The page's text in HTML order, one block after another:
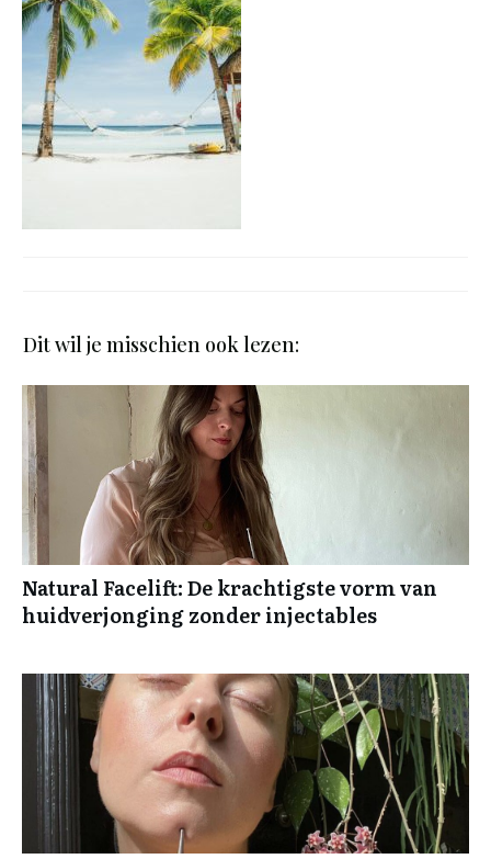
Dit wil je misschien ook lezen:
Natural Facelift: De krachtigste vorm van
huidverjonging zonder injectables